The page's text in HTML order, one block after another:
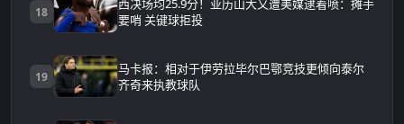
18
西决场均25.9分！亚历山大又遭美媒逮着喷：摊手
要哨 关键球拒投
19
马卡报：相对于伊劳拉毕尔巴鄂竞技更倾向泰尔
齐奇来执教球队